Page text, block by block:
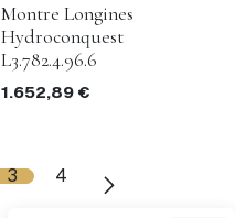
Montre Longines
Hydroconquest
L3.782.4.96.6
1.652,89€
3 4